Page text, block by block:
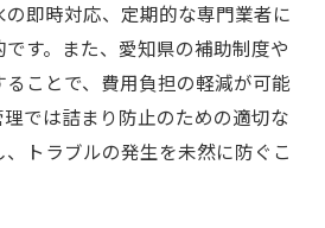
即時対応、定期的な専門業者に
す。また、愛知県の補助制度や
ことで、費用負担の軽減が可能
では詰まり防止のための適切な
トラブルの発生を未然に防ぐこ